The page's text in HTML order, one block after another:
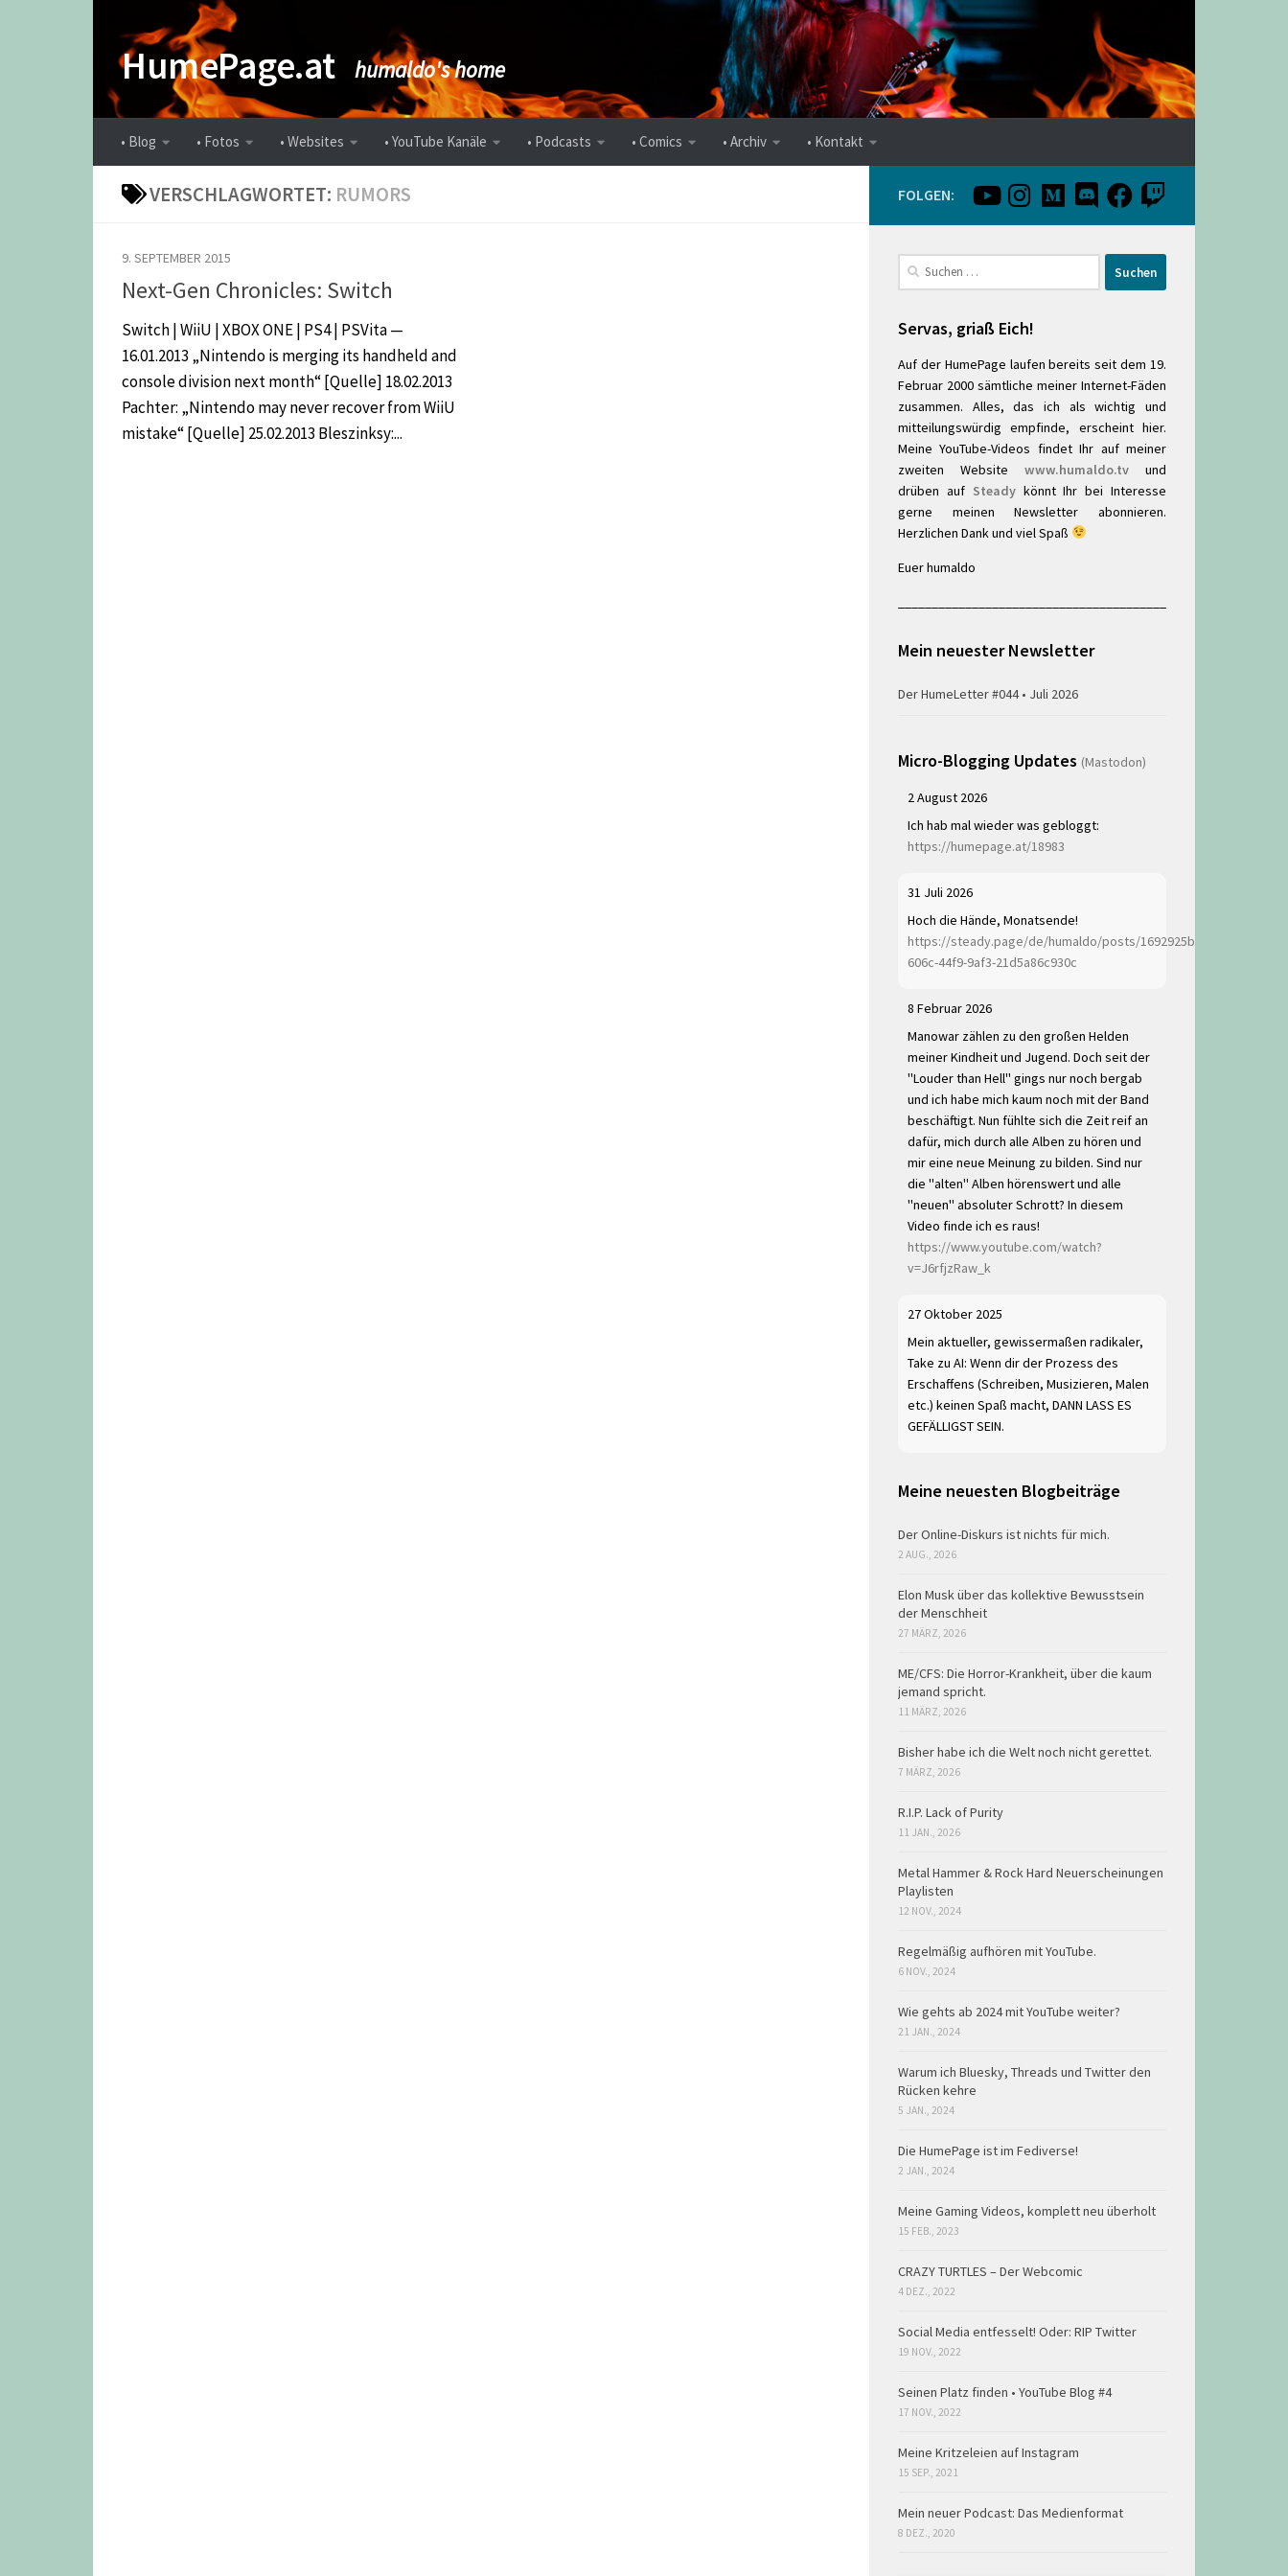
Zum Inhalt springen
HumePage.at humaldo's home
• Blog • Fotos • Websites • YouTube Kanäle • Podcasts • Comics • Archiv • Kontakt
VERSCHLAGWORTET: RUMORS
9. SEPTEMBER 2015
Next-Gen Chronicles: Switch
Switch | WiiU | XBOX ONE | PS4 | PSVita —
16.01.2013 „Nintendo is merging its handheld and
console division next month“ [Quelle] 18.02.2013
Pachter: „Nintendo may never recover from WiiU
mistake“ [Quelle] 25.02.2013 Bleszinksy:...
FOLGEN:
Suchen
nach:
Servas, griaß Eich!
Auf der HumePage laufen bereits seit dem 19.
Februar 2000 sämtliche meiner Internet-Fäden
zusammen. Alles, das ich als wichtig und
mitteilungswürdig empfinde, erscheint hier.
Meine YouTube-Videos findet Ihr auf meiner
zweiten Website www.humaldo.tv und
drüben auf Steadykönnt Ihr bei Interesse
gerne meinen Newsletter abonnieren.
Herzlichen Dank und viel Spaß
Euer humaldo
Mein neuester Newsletter
Der HumeLetter #044 • Juli 2026
Micro-Blogging Updates (Mastodon)
2 August 2026
Ich hab mal wieder was gebloggt:
https://humepage.at/18983
31 Juli 2026
Hoch die Hände, Monatsende!
https://steady.page/de/humaldo/posts/1692925b-
606c-44f9-9af3-21d5a86c930c
8 Februar 2026
Manowar zählen zu den großen Helden
meiner Kindheit und Jugend. Doch seit der
"Louder than Hell" gings nur noch bergab
und ich habe mich kaum noch mit der Band
beschäftigt. Nun fühlte sich die Zeit reif an
dafür, mich durch alle Alben zu hören und
mir eine neue Meinung zu bilden. Sind nur
die "alten" Alben hörenswert und alle
"neuen" absoluter Schrott? In diesem
Video finde ich es raus!
https://www.youtube.com/watch?
v=J6rfjzRaw_k
27 Oktober 2025
Mein aktueller, gewissermaßen radikaler,
Take zu AI: Wenn dir der Prozess des
Erschaffens (Schreiben, Musizieren, Malen
etc.) keinen Spaß macht, DANN LASS ES
GEFÄLLIGST SEIN.
Meine neuesten Blogbeiträge
Der Online-Diskurs ist nichts für mich.
2 AUG., 2026
Elon Musk über das kollektive Bewusstsein
der Menschheit
27 MÄRZ, 2026
ME/CFS: Die Horror-Krankheit, über die kaum
jemand spricht.
11 MÄRZ, 2026
Bisher habe ich die Welt noch nicht gerettet.
7 MÄRZ, 2026
R.I.P. Lack of Purity
11 JAN., 2026
Metal Hammer & Rock Hard Neuerscheinungen
Playlisten
12 NOV., 2024
Regelmäßig aufhören mit YouTube.
6 NOV., 2024
Wie gehts ab 2024 mit YouTube weiter?
21 JAN., 2024
Warum ich Bluesky, Threads und Twitter den
Rücken kehre
5 JAN., 2024
Die HumePage ist im Fediverse!
2 JAN., 2024
Meine Gaming Videos, komplett neu überholt
15 FEB., 2023
CRAZY TURTLES – Der Webcomic
4 DEZ., 2022
Social Media entfesselt! Oder: RIP Twitter
19 NOV., 2022
Seinen Platz finden • YouTube Blog #4
17 NOV., 2022
Meine Kritzeleien auf Instagram
15 SEP., 2021
Mein neuer Podcast: Das Medienformat
8 DEZ., 2020